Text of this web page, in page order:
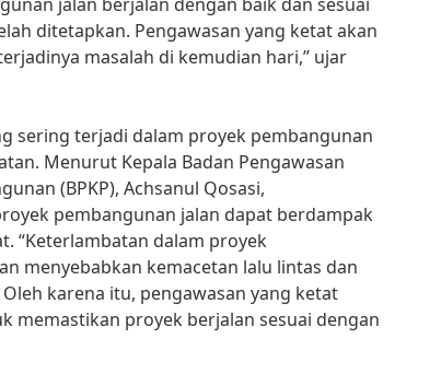
ditetapkan. Pengawasan yang ketat akan
masalah di kemudian hari,” ujar
sering terjadi dalam proyek pembangunan
Menurut Kepala Badan Pengawasan
(BPKP), Achsanul Qosasi,
pembangunan jalan dapat berdampak
“Keterlambatan dalam proyek
menyebabkan kemacetan lalu lintas dan
karena itu, pengawasan yang ketat
memastikan proyek berjalan sesuai dengan